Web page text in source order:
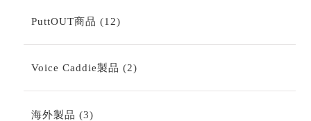
PuttOUT商品 1212
の
商
品
Voice Caddie製品 22
の
海外製品 33